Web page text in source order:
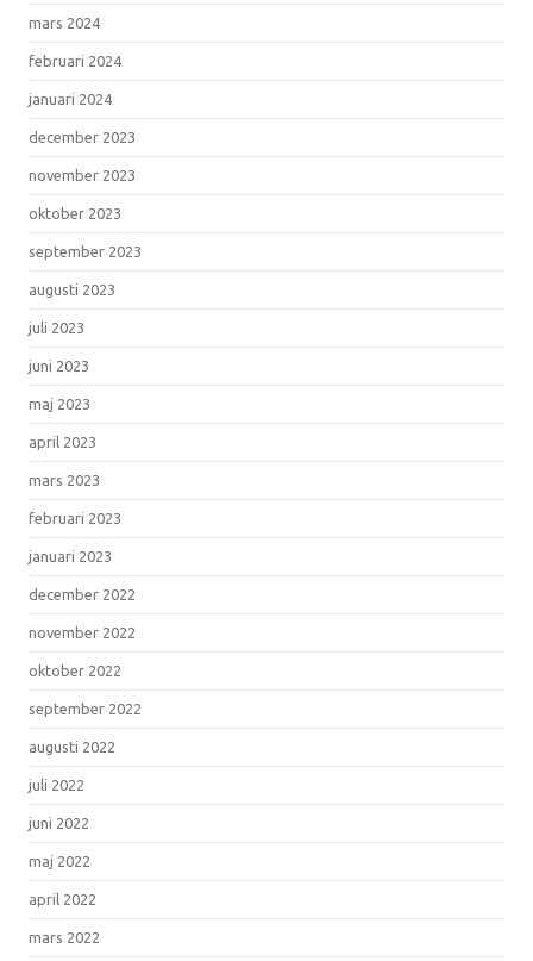
mars 2024
februari 2024
januari 2024
december 2023
november 2023
oktober 2023
september 2023
augusti 2023
juli 2023
juni 2023
maj 2023
april 2023
mars 2023
februari 2023
januari 2023
december 2022
november 2022
oktober 2022
september 2022
augusti 2022
juli 2022
juni 2022
maj 2022
april 2022
mars 2022